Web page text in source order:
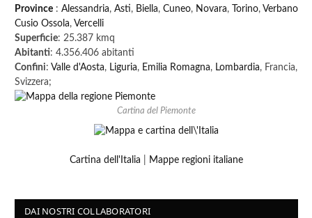
Province : Alessandria, Asti, Biella, Cuneo, Novara, Torino, Verbano
Cusio Ossola, Vercelli
Superficie: 25.387 kmq
Abitanti: 4.356.406 abitanti
Confini: Valle d'Aosta, Liguria, Emilia Romagna, Lombardia, Francia,
Svizzera;
Cartina del Piemonte
Cartina dell'Italia Mappe regioni italiane
DAI NOSTRI COLLABORATORI